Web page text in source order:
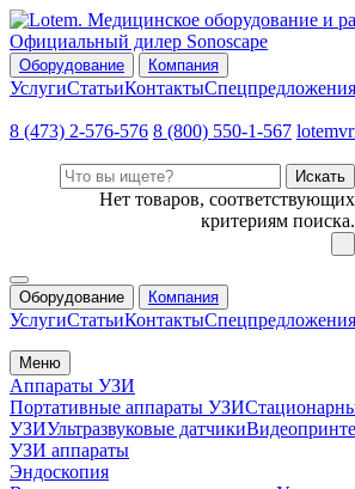
Официальный дилер Sonoscape
Оборудование Компания
УслугиСтатьиКонтактыСпецпредложения
8 (473) 2-576-576 8 (800) 550-1-567
Искать
Нет товаров, соответствующих
критериям поиска.
Оборудование Компания
УслугиСтатьиКонтактыСпецпредложения
Меню
Аппараты УЗИ
Портативные аппараты УЗИ
УЗИУльтразвуковые датчики
УЗИ аппараты
Эндоскопия